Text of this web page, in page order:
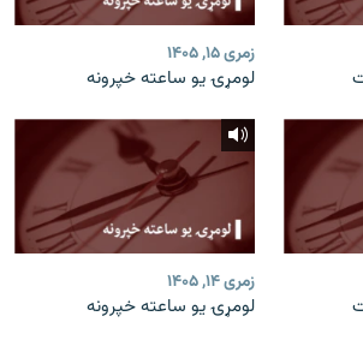
زمری ۱۵, ۱۴۰۵
لومړۍ یو ساعته خپرونه
زمری ۱۴, ۱۴۰۵
لومړۍ یو ساعته خپرونه